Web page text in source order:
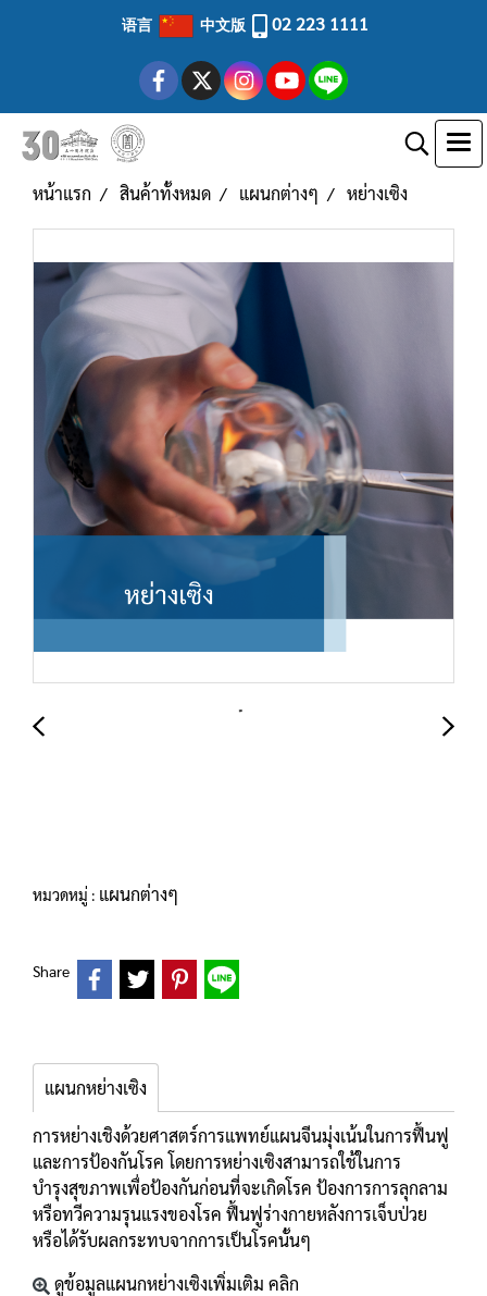
语言 中文版 02 223 1111
หน้าแรก สินค้าทั้งหมด แผนกต่างๆ หย่างเซิง
หมวดหมู่ : แผนกต่างๆ
Share
แผนกหย่างเซิง
การหย่างเชิงด้วยศาสตร์การแพทย์แผนจีนมุ่งเน้นในการฟื้นฟู
และการป้องกันโรค โดยการหย่างเซิงสามารถใช้ในการ
บำรุงสุขภาพเพื่อป้องกันก่อนที่จะเกิดโรค ป้องการการลุกลาม
หรือทวีความรุนแรงของโรค ฟื้นฟูร่างกายหลังการเจ็บป่วย
หรือได้รับผลกระทบจากการเป็นโรคนั้นๆ
ดูข้อมูลแผนกหย่างเซิงเพิ่มเติม คลิก